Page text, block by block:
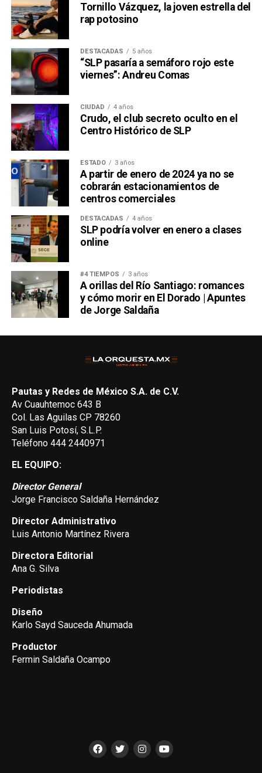
Tornillo Vázquez, la joven estrella del
rap potosino
DESTACADAS 5 años
“SLP pasaría a semáforo rojo este
viernes”: Andreu Comas
CIUDAD 4 años
Crudo, el club secreto oculto en el
Centro Histórico de SLP
ESTADO 3 años
A partir de enero de 2024 ya no se
cobrarán estacionamientos de
centros comerciales
DESTACADAS 4 años
SLP podría volver en enero a clases
online
#4 TIEMPOS 3 años
A orillas del Río Santiago: romances
y cómo morir en El Dorado | Apuntes
de Jorge Saldaña
Pautas y Redes de México S.A. de C.V.
Av Cuauhtemoc 643 B
Col. Las Aguilas CP 78260
San Luis Potosí, S.L.P.
Teléfono 444 2440971
EL EQUIPO:
Director General
Jorge Francisco Saldaña Hernández
Director Administrativo
Luis Antonio Martínez Rivera
Directora Editorial
Ana G. Silva
Periodistas
Diseño
Karlo Sayd Sauceda Ahumada
Productor
Fermin Saldaña Ocampo